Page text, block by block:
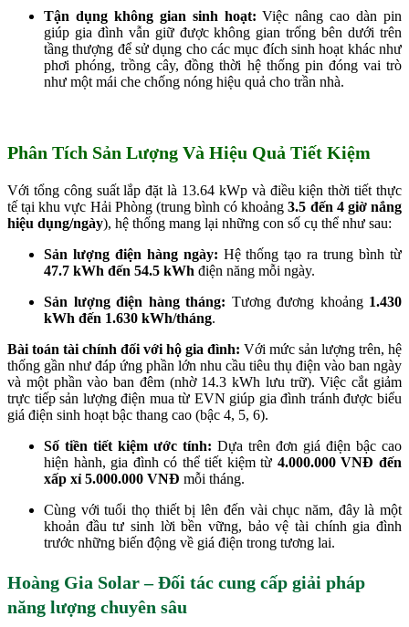
Tận dụng không gian sinh hoạt: Việc nâng cao dàn pin
giúp gia đình vẫn giữ được không gian trống bên dưới trên
tầng thượng để sử dụng cho các mục đích sinh hoạt khác như
phơi phóng, trồng cây, đồng thời hệ thống pin đóng vai trò
như một mái che chống nóng hiệu quả cho trần nhà.
Phân Tích Sản Lượng Và Hiệu Quả Tiết Kiệm
Với tổng công suất lắp đặt là 13.64 kWp và điều kiện thời tiết thực
tế tại khu vực Hải Phòng (trung bình có khoảng3.5 đến 4 giờ nắng
hiệu dụng/ngày), hệ thống mang lại những con số cụ thể như sau:
Sản lượng điện hàng ngày: Hệ thống tạo ra trung bình từ
47.7 kWh đến 54.5 kWh điện năng mỗi ngày.
Sản lượng điện hàng tháng: Tương đương khoảng 1.430
kWh đến 1.630 kWh/tháng.
Bài toán tài chính đối với hộ gia đình: Với mức sản lượng trên, hệ
thống gần như đáp ứng phần lớn nhu cầu tiêu thụ điện vào ban ngày
và một phần vào ban đêm (nhờ 14.3 kWh lưu trữ). Việc cắt giảm
trực tiếp sản lượng điện mua từ EVN giúp gia đình tránh được biểu
giá điện sinh hoạt bậc thang cao (bậc 4, 5, 6).
Số tiền tiết kiệm ước tính: Dựa trên đơn giá điện bậc cao
hiện hành, gia đình có thể tiết kiệm từ 4.000.000 VNĐ đến
xấp xỉ 5.000.000 VNĐ mỗi tháng.
Cùng với tuổi thọ thiết bị lên đến vài chục năm, đây là một
khoản đầu tư sinh lời bền vững, bảo vệ tài chính gia đình
trước những biến động về giá điện trong tương lai.
Hoàng Gia Solar – Đối tác cung cấp giải pháp
năng lượng chuyên sâu